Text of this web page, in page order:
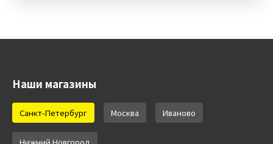
Наши магазины
Санкт-Петербург Москва Иваново